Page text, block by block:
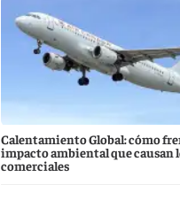
Calentamiento Global: cómo
impacto ambiental que causan
comerciales